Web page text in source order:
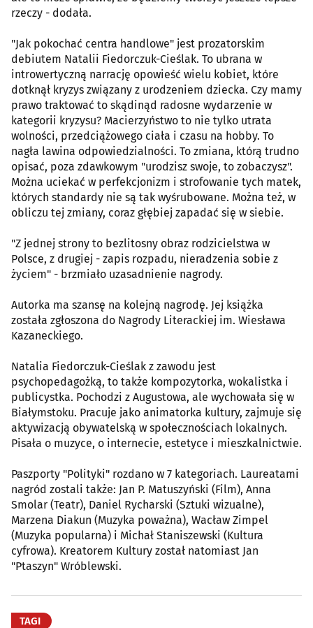
rzeczy - dodała.
"Jak pokochać centra handlowe" jest prozatorskim
debiutem Natalii Fiedorczuk-Cieślak. To ubrana w
introwertyczną narrację opowieść wielu kobiet, które
dotknął kryzys związany z urodzeniem dziecka. Czy mamy
prawo traktować to skądinąd radosne wydarzenie w
kategorii kryzysu? Macierzyństwo to nie tylko utrata
wolności, przedciążowego ciała i czasu na hobby. To
nagła lawina odpowiedzialności. To zmiana, którą trudno
opisać, poza zdawkowym "urodzisz swoje, to zobaczysz".
Można uciekać w perfekcjonizm i strofowanie tych matek,
których standardy nie są tak wyśrubowane. Można też, w
obliczu tej zmiany, coraz głębiej zapadać się w siebie.
"Z jednej strony to bezlitosny obraz rodzicielstwa w
Polsce, z drugiej - zapis rozpadu, nieradzenia sobie z
życiem" - brzmiało uzasadnienie nagrody.
Autorka ma szansę na kolejną nagrodę. Jej książka
została zgłoszona do Nagrody Literackiej im. Wiesława
Kazaneckiego.
Natalia Fiedorczuk-Cieślak z zawodu jest
psychopedagożką, to także kompozytorka, wokalistka i
publicystka. Pochodzi z Augustowa, ale wychowała się w
Białymstoku. Pracuje jako animatorka kultury, zajmuje się
aktywizacją obywatelską w społecznościach lokalnych.
Pisała o muzyce, o internecie, estetyce i mieszkalnictwie.
Paszporty "Polityki" rozdano w 7 kategoriach. Laureatami
nagród zostali także: Jan P. Matuszyński (Film), Anna
Smolar (Teatr), Daniel Rycharski (Sztuki wizualne),
Marzena Diakun (Muzyka poważna), Wacław Zimpel
(Muzyka popularna) i Michał Staniszewski (Kultura
cyfrowa). Kreatorem Kultury został natomiast Jan
"Ptaszyn" Wróblewski.
TAGI